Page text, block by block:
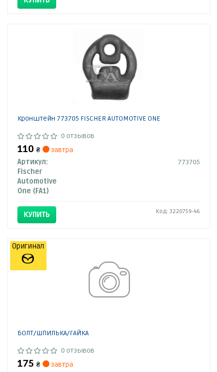
Кронштейн 773705 FISCHER AUTOMOTIVE ONE
0 отзывов
110 ₴
завтра
Артикул:
773705
Fischer
Automotive
One (FA1)
КУПИТЬ Код: 3220759-46
БОЛТ/ШПИЛЬКА/ГАЙКА
0 отзывов
175 ₴
завтра
Оригинал